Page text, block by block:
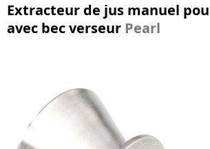
Extracteur de jus manuel
avec bec verseur Pearl